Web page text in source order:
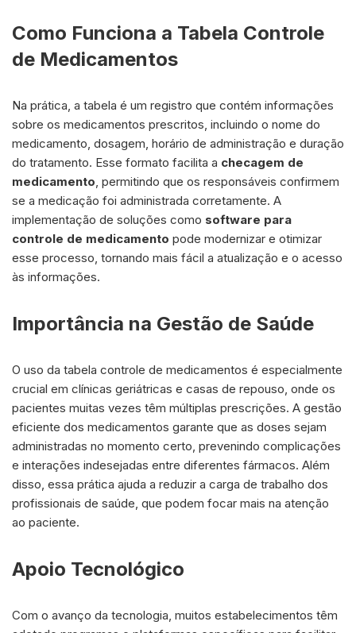
Como Funciona a Tabela Controle
de Medicamentos
Na prática, a tabela é um registro que contém informações
sobre os medicamentos prescritos, incluindo o nome do
medicamento, dosagem, horário de administração e duração
do tratamento. Esse formato facilita a checagem de
medicamento, permitindo que os responsáveis confirmem
se a medicação foi administrada corretamente. A
implementação de soluções como software para
controle de medicamento pode modernizar e otimizar
esse processo, tornando mais fácil a atualização e o acesso
às informações.
Importância na Gestão de Saúde
O uso da tabela controle de medicamentos é especialmente
crucial em clínicas geriátricas e casas de repouso, onde os
pacientes muitas vezes têm múltiplas prescrições. A gestão
eficiente dos medicamentos garante que as doses sejam
administradas no momento certo, prevenindo complicações
e interações indesejadas entre diferentes fármacos. Além
disso, essa prática ajuda a reduzir a carga de trabalho dos
profissionais de saúde, que podem focar mais na atenção
ao paciente.
Apoio Tecnológico
Com o avanço da tecnologia, muitos estabelecimentos têm